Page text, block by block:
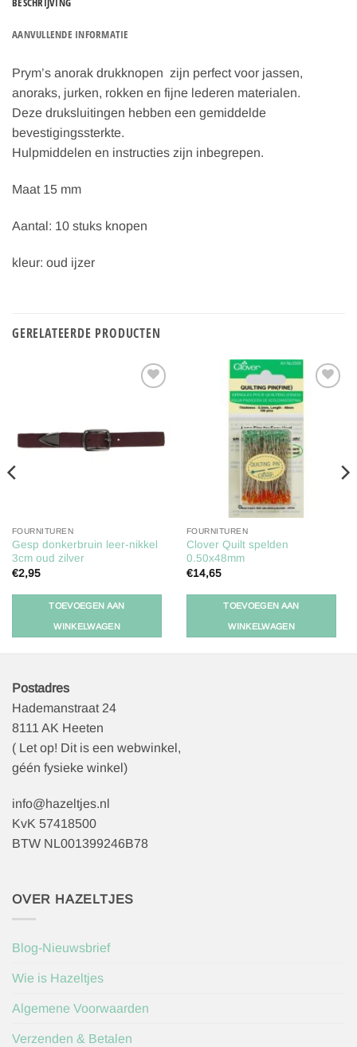
AANVULLENDE INFORMATIE
Prym’s anorak drukknopen zijn perfect voor jassen,
anoraks, jurken, rokken en fijne lederen materialen.
Deze druksluitingen hebben een gemiddelde
bevestigingssterkte.
Hulpmiddelen en instructies zijn inbegrepen.
Maat 15 mm
Aantal: 10 stuks knopen
kleur: oud ijzer
GERELATEERDE PRODUCTEN
FOURNITUREN
Gesp donkerbruin leer-nikkel
3cm oud zilver
€2,95
TOEVOEGEN AAN
WINKELWAGEN
Toevoegen
verlanglijst
FOURNITUREN
Clover Quilt spelden
0.50x48mm
€14,65
TOEVOEGEN AAN
WINKELWAGEN
Postadres
Hademanstraat 24
8111 AK Heeten
( Let op! Dit is een webwinkel,
géén fysieke winkel)
info@hazeltjes.nl
KvK 57418500
BTW NL001399246B78
OVER HAZELTJES
Blog-Nieuwsbrief
Wie is Hazeltjes
Algemene Voorwaarden
Verzenden & Betalen